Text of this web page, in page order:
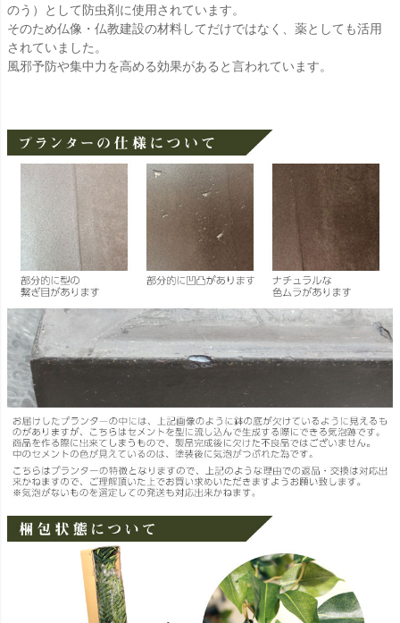
のう）として防虫剤に使用されています。
そのため仏像・仏教建設の材料してだけではなく、薬としても活用
されていました。
風邪予防や集中力を高める効果があると言われています。